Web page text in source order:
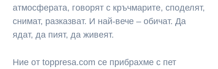
атмосферата, говорят с кръчмарите, споделят,
снимат, разказват. И най-вече – обичат. Да
ядат, да пият, да живеят.
Ние от toppresa.com се прибрахме с пет